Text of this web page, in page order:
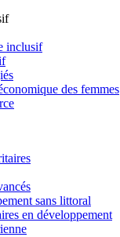
inclusif
des femmes
sans littoral
en développement